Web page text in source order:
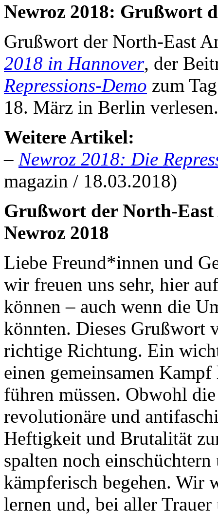
Newroz 2018: Grußwort
Grußwort der North-East
2018 in Hannover, der
Repressions-Demo zum
18. März in Berlin verlesen.
Weitere Artikel:
– Newroz 2018: Die
magazin / 18.03.2018)
Grußwort der North-
Newroz 2018
Liebe Freund*innen und
wir freuen uns sehr, hier
können – auch wenn die
könnten. Dieses Grußwort
richtige Richtung. Ein
einen gemeinsamen
führen müssen. Obwohl
revolutionäre und
Heftigkeit und Brutalität
spalten noch
kämpferisch begehen. Wir
lernen und, bei aller